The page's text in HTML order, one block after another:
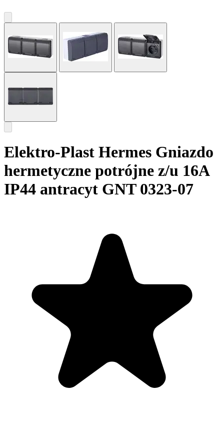
Elektro-Plast Hermes Gniazdo
hermetyczne potrójne z/u 16A
IP44 antracyt GNT 0323-07